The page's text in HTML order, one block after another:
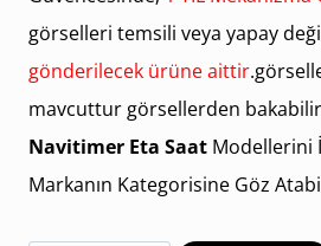
görselleri temsili veya yapay
gönderilecek ürüne aittir
mavcuttur görsellerden
Navitimer Eta Saat Modellerini
Markanın Kategorisine Göz